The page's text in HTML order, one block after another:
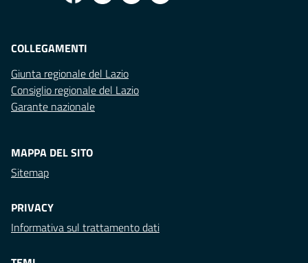
COLLEGAMENTI
Giunta regionale del Lazio
Consiglio regionale del Lazio
Garante nazionale
MAPPA DEL SITO
Sitemap
PRIVACY
Informativa sul trattamento dati